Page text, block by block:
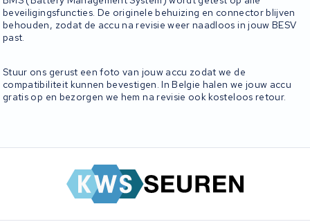
beveiligingsfuncties. De originele behuizing en connector blijven
behouden, zodat de accu na revisie weer naadloos in jouw BESV
past.
Stuur ons gerust een foto van jouw accu zodat we de
compatibiliteit kunnen bevestigen. In Belgie halen we jouw accu
gratis op en bezorgen we hem na revisie ook kosteloos retour.